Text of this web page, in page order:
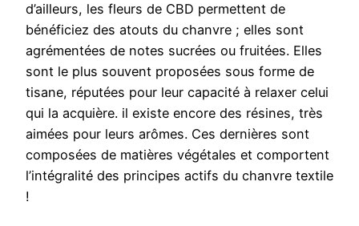
d’ailleurs, les fleurs de CBD permettent de
bénéficiez des atouts du chanvre ; elles sont
agrémentées de notes sucrées ou fruitées. Elles
sont le plus souvent proposées sous forme de
tisane, réputées pour leur capacité à relaxer celui
qui la acquière. il existe encore des résines, très
aimées pour leurs arômes. Ces dernières sont
composées de matières végétales et comportent
l’intégralité des principes actifs du chanvre textile
!